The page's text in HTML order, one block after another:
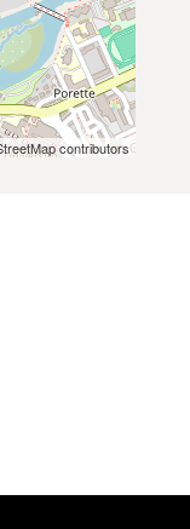
contributors